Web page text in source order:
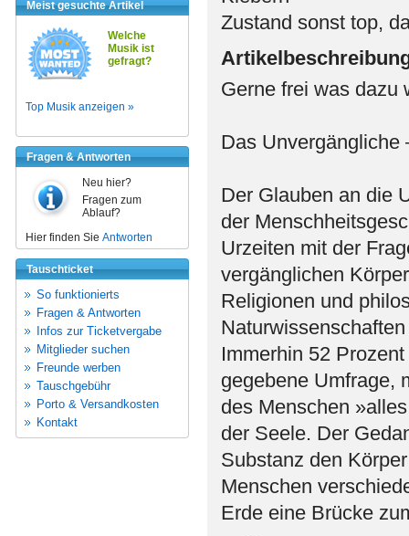
Meist gesuchte Artikel
Welche
Musik ist
gefragt?
Top Musik anzeigen »
Fragen & Antworten
Neu hier?
Fragen zum
Ablauf?
Hier finden Sie Antworten
Tauschticket
So funktionierts
Fragen & Antworten
Infos zur Ticketvergabe
Mitglieder suchen
Freunde werben
Tauschgebühr
Porto & Versandkosten
Kontakt
Zustand sonst top,
Gerne frei was dazu
Das Unvergängliche
Der Glauben an die
der
Urzeiten mit der
vergänglichen
Religionen und
Immerhin 52
gegebene Umfrage,
des Menschen
der Seele. Der
Substanz den
Menschen
Erde eine Brücke